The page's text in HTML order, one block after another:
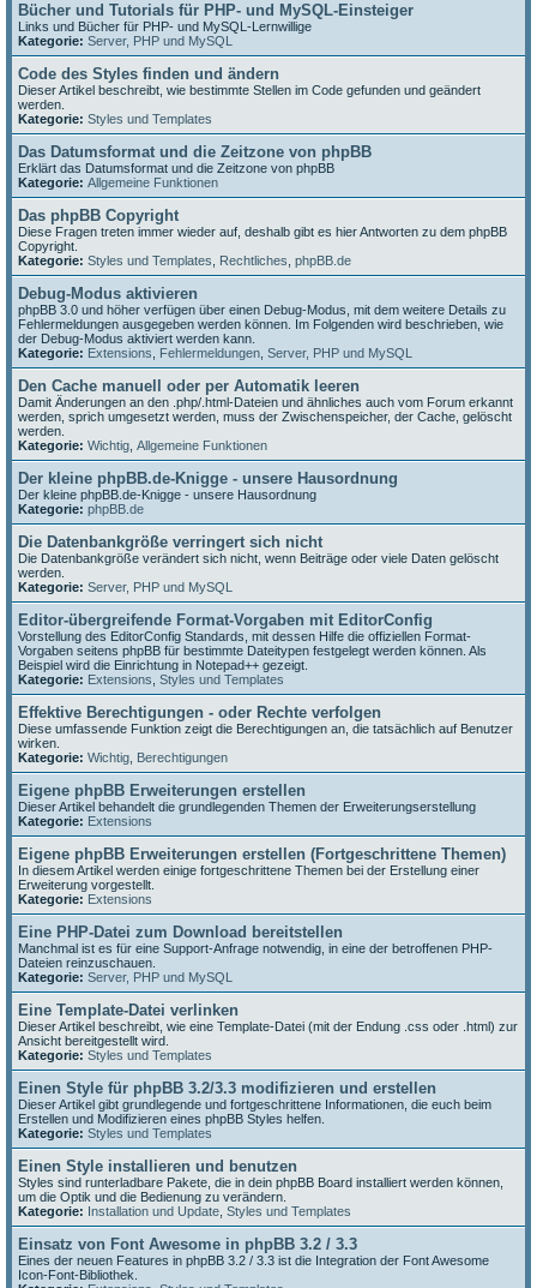
Bücher und Tutorials für PHP- und MySQL-Einsteiger
Links und Bücher für PHP- und MySQL-Lernwillige
Kategorie: Server, PHP und MySQL
Code des Styles finden und ändern
Dieser Artikel beschreibt, wie bestimmte Stellen im Code gefunden und geändert
werden.
Kategorie: Styles und Templates
Das Datumsformat und die Zeitzone von phpBB
Erklärt das Datumsformat und die Zeitzone von phpBB
Kategorie: Allgemeine Funktionen
Das phpBB Copyright
Diese Fragen treten immer wieder auf, deshalb gibt es hier Antworten zu dem phpBB
Copyright.
Kategorie: Styles und Templates Rechtliches phpBB.de
Debug-Modus aktivieren
phpBB 3.0 und höher verfügen über einen Debug-Modus, mit dem weitere Details zu
Fehlermeldungen ausgegeben werden können. Im Folgenden wird beschrieben, wie
der Debug-Modus aktiviert werden kann.
Kategorie: Extensions Fehlermeldungen Server, PHP und MySQL
Den Cache manuell oder per Automatik leeren
Damit Änderungen an den .php/.html-Dateien und ähnliches auch vom Forum erkannt
werden, sprich umgesetzt werden, muss der Zwischenspeicher, der Cache, gelöscht
werden.
Kategorie: Wichtig Allgemeine Funktionen
Der kleine phpBB.de-Knigge - unsere Hausordnung
Der kleine phpBB.de-Knigge - unsere Hausordnung
Kategorie: phpBB.de
Die Datenbankgröße verringert sich nicht
Die Datenbankgröße verändert sich nicht, wenn Beiträge oder viele Daten gelöscht
werden.
Kategorie: Server, PHP und MySQL
Editor-übergreifende Format-Vorgaben mit EditorConfig
Vorstellung des EditorConfig Standards, mit dessen Hilfe die offiziellen Format-
Vorgaben seitens phpBB für bestimmte Dateitypen festgelegt werden können. Als
Beispiel wird die Einrichtung in Notepad++ gezeigt.
Kategorie: Extensions Styles und Templates
Effektive Berechtigungen - oder Rechte verfolgen
Diese umfassende Funktion zeigt die Berechtigungen an, die tatsächlich auf Benutzer
wirken.
Kategorie: Wichtig Berechtigungen
Eigene phpBB Erweiterungen erstellen
Dieser Artikel behandelt die grundlegenden Themen der Erweiterungserstellung
Kategorie: Extensions
Eigene phpBB Erweiterungen erstellen (Fortgeschrittene Themen)
In diesem Artikel werden einige fortgeschrittene Themen bei der Erstellung einer
Erweiterung vorgestellt.
Kategorie: Extensions
Eine PHP-Datei zum Download bereitstellen
Manchmal ist es für eine Support-Anfrage notwendig, in eine der betroffenen PHP-
Dateien reinzuschauen.
Kategorie: Server, PHP und MySQL
Eine Template-Datei verlinken
Dieser Artikel beschreibt, wie eine Template-Datei (mit der Endung .css oder .html) zur
Ansicht bereitgestellt wird.
Kategorie: Styles und Templates
Einen Style für phpBB 3.2/3.3 modifizieren und erstellen
Dieser Artikel gibt grundlegende und fortgeschrittene Informationen, die euch beim
Erstellen und Modifizieren eines phpBB Styles helfen.
Kategorie: Styles und Templates
Einen Style installieren und benutzen
Styles sind runterladbare Pakete, die in dein phpBB Board installiert werden können,
um die Optik und die Bedienung zu verändern.
Kategorie: Installation und Update Styles und Templates
Einsatz von Font Awesome in phpBB 3.2 / 3.3
Eines der neuen Features in phpBB 3.2 / 3.3 ist die Integration der Font Awesome
Icon-Font-Bibliothek.